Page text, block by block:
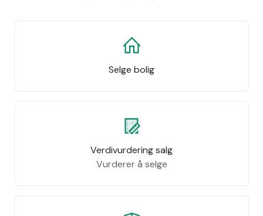
Selge bolig
Verdivurdering salg
Vurderer å selge